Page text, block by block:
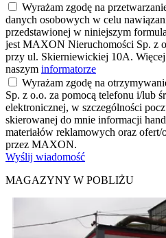
Wyrażam zgodę na
danych osobowych w celu
przedstawionej w niniejszym
jest MAXON Nieruchomości Sp. z
przy ul. Skierniewickiej 10A.
naszym informatorze
Wyrażam zgodę na
Sp. z o.o. za pomocą telefonu i/lub
elektronicznej, w szczególności
skierowanej do mnie informacji
materiałów reklamowych oraz ofert/
przez MAXON.
Wyślij wiadomość
MAGAZYNY W POBLIŻU